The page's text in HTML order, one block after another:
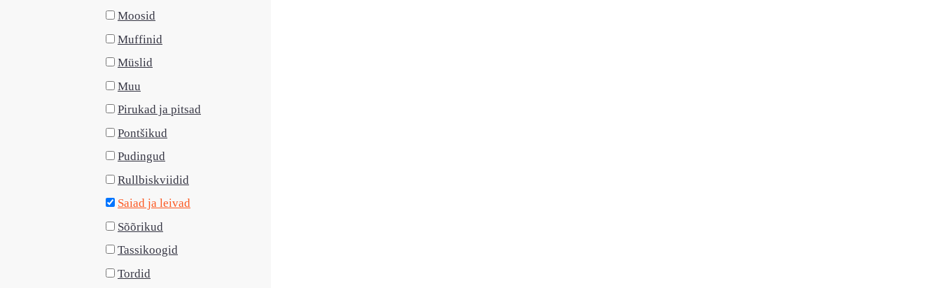
Moosid
Muffinid
Müslid
Muu
Pirukad ja pitsad
Pontšikud
Pudingud
Rullbiskviidid
Saiad ja leivad
Sõõrikud
Tassikoogid
Tordid